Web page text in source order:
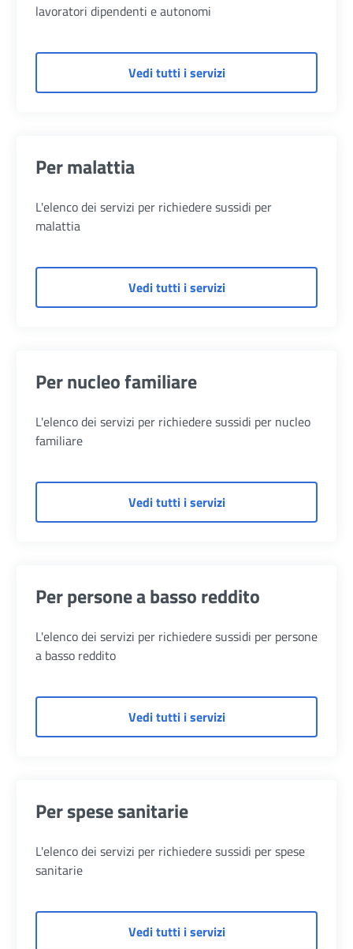
lavoratori dipendenti e autonomi
Vedi tutti i servizidi Per lavoratori
Per malattia
L'elenco dei servizi per richiedere sussidi per
malattia
Vedi tutti i servizidi Per malattia
Per nucleo familiare
L'elenco dei servizi per richiedere sussidi per nucleo
familiare
Vedi tutti i servizidi Per nucleo familiare
Per persone a basso reddito
L'elenco dei servizi per richiedere sussidi per persone
a basso reddito
Vedi tutti i servizidi Per persone a
Per spese sanitarie
L'elenco dei servizi per richiedere sussidi per spese
sanitarie
Vedi tutti i servizidi Per spese sanitarie